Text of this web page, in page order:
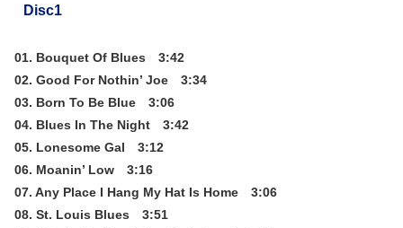
Disc1
01. Bouquet Of Blues 3:42
02. Good For Nothin’ Joe 3:34
03. Born To Be Blue 3:06
04. Blues In The Night 3:42
05. Lonesome Gal 3:12
06. Moanin’ Low 3:16
07. Any Place I Hang My Hat Is Home 3:06
08. St. Louis Blues 3:51